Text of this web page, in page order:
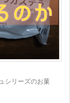
シリーズのお菓